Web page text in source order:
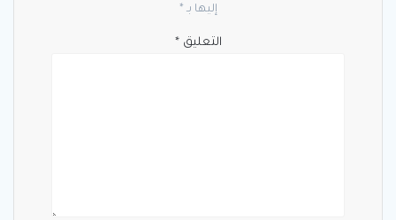
إليها بـ *
التعليق*